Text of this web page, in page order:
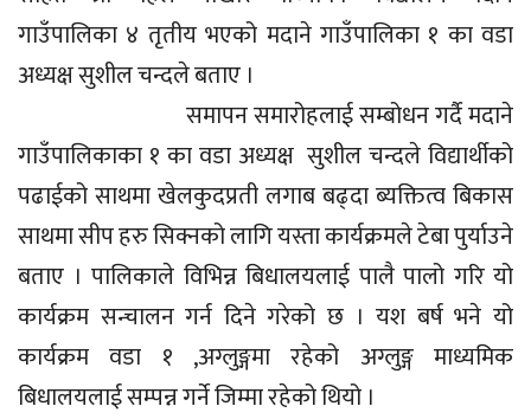
गाउँपालिका ४ तृतीय भएको मदाने गाउँपालिका १ का वडा
अध्यक्ष सुशील चन्दले बताए ।
समापन समारोहलाई सम्बोधन गर्दै मदाने
गाउँपालिकाका १ का वडा अध्यक्ष सुशील चन्दले विद्यार्थीको
पढाईको साथमा खेलकुदप्रती लगाब बढ्दा ब्यक्तित्व बिकास
साथमा सीप हरु सिक्नको लागि यस्ता कार्यक्रमले टेबा पुर्याउने
बताए । पालिकाले विभिन्न बिधालयलाई पालै पालो गरि यो
कार्यक्रम सन्चालन गर्न दिने गरेको छ । यश बर्ष भने यो
कार्यक्रम वडा १ ,अग्लुङ्गमा रहेको अग्लुङ्ग माध्यमिक
बिधालयलाई सम्पन्न गर्ने जिम्मा रहेको थियो ।